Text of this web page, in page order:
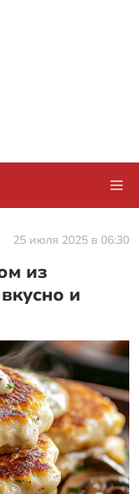
25 июля 2025 в 06:30
из
и